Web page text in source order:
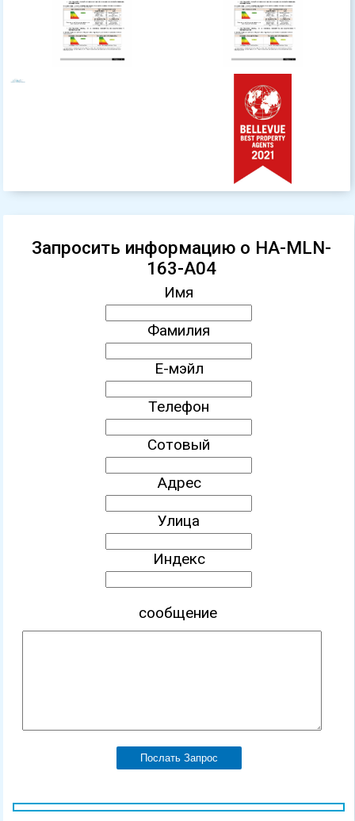
Запросить информацию о HA-MLN-
163-A04
Имя
Фамилия
Е-мэйл
Телефон
Сотовый
Адрес
Улица
Индекс
сообщение
Послать Запрос